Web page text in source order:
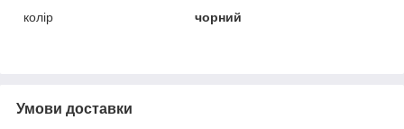
колір
чорний
Умови доставки